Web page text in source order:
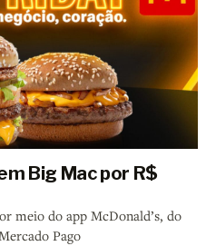
Big Mac por R$
meio do app McDonald’s, do
Pago